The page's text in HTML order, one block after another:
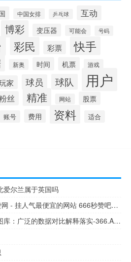
中国女排 乒乓球 互动
博彩 变压器 可能会 号码
彩民 彩票 快手
新奥 时间 机票 游戏
家 球员 球队 用户
丝 精准 网站 股票
账号 费用 资料 适合
爱尔兰属于英国吗
ks赞自助下单平台网站赞网 - 挂人气最便宜的网站 666秒赞吧网站
2024年新澳版资料正版图库：广泛的数据对比解释落实-366.APP.43